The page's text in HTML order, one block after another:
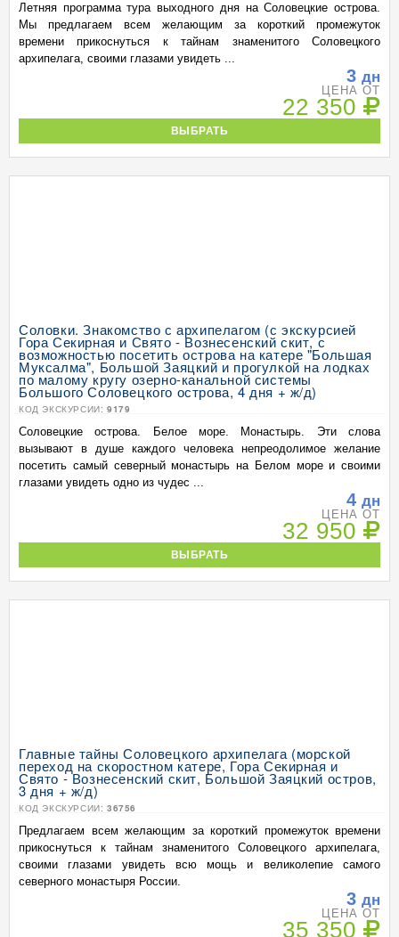
Летняя программа тура выходного дня на Соловецкие острова.
Мы предлагаем всем желающим за короткий промежуток
времени прикоснуться к тайнам знаменитого Соловецкого
архипелага, своими глазами увидеть ...
3 дн
ЦЕНА ОТ
22 350
ВЫБРАТЬ
Соловки. Знакомство с архипелагом (с экскурсией
Гора Секирная и Свято - Вознесенский скит, с
возможностью посетить острова на катере "Большая
Муксалма", Большой Заяцкий и прогулкой на лодках
по малому кругу озерно-канальной системы
Большого Соловецкого острова, 4 дня + ж/д)
КОД ЭКСКУРСИИ: 9179
Соловецкие острова. Белое море. Монастырь. Эти слова
вызывают в душе каждого человека непреодолимое желание
посетить самый северный монастырь на Белом море и своими
глазами увидеть одно из чудес ...
4 дн
ЦЕНА ОТ
32 950
ВЫБРАТЬ
Главные тайны Соловецкого архипелага (морской
переход на скоростном катере, Гора Секирная и
Свято - Вознесенский скит, Большой Заяцкий остров,
3 дня + ж/д)
КОД ЭКСКУРСИИ: 36756
Предлагаем всем желающим за короткий промежуток времени
прикоснуться к тайнам знаменитого Соловецкого архипелага,
своими глазами увидеть всю мощь и великолепие самого
северного монастыря России.
3 дн
ЦЕНА ОТ
35 350